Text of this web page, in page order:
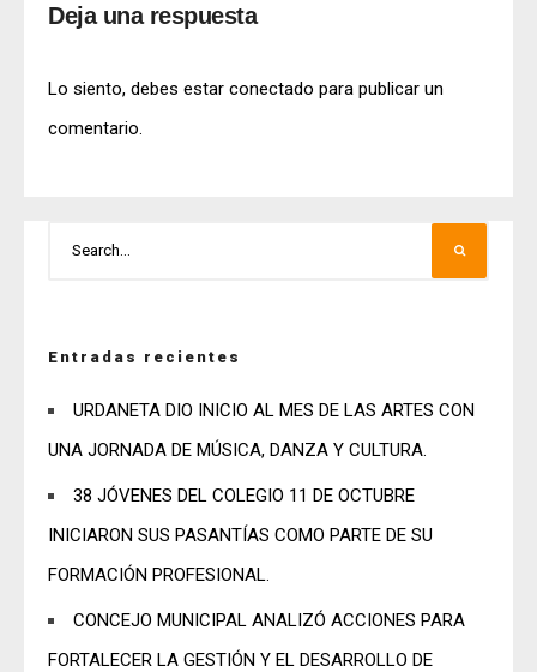
Deja una respuesta
Lo siento, debes estar conectado para publicar un
comentario.
Entradas recientes
URDANETA DIO INICIO AL MES DE LAS ARTES CON
UNA JORNADA DE MÚSICA, DANZA Y CULTURA.
38 JÓVENES DEL COLEGIO 11 DE OCTUBRE
INICIARON SUS PASANTÍAS COMO PARTE DE SU
FORMACIÓN PROFESIONAL.
CONCEJO MUNICIPAL ANALIZÓ ACCIONES PARA
FORTALECER LA GESTIÓN Y EL DESARROLLO DE